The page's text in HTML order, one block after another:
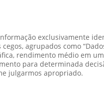
exclusivamente
agrupados como
rendimento médio em
para determinada
julgarmos apropriado.